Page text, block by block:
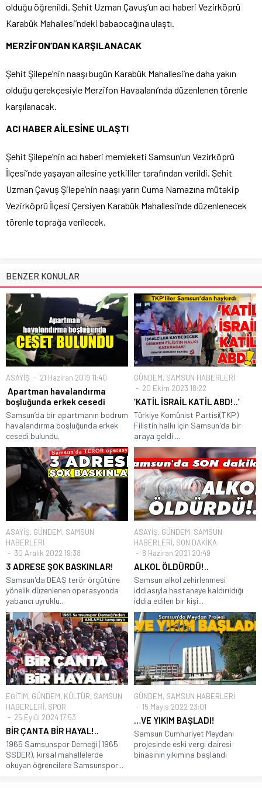
olduğu öğrenildi. Şehit Uzman Çavuş’un acı haberi Vezirköprü
Karabük Mahallesi’ndeki babaocağına ulaştı.
MERZİFON’DAN KARŞILANACAK
Şehit Şilepe’nin naaşı bugün Karabük Mahallesi’ne daha yakın
olduğu gerekçesiyle Merzifon Havaalanı’nda düzenlenen törenle
karşılanacak.
ACI HABER AİLESİNE ULAŞTI
Şehit Şilepe’nin acı haberi memleketi Samsun’un Vezirköprü
İlçesi’nde yaşayan ailesine yetkililer tarafından verildi. Şehit
Uzman Çavuş Şilepe’nin naaşı yarın Cuma Namazına mütakip
Vezirköprü İlçesi Çersiyen Karabük Mahallesi’nde düzenlenecek
törenle toprağa verilecek.
BENZER KONULAR
ASAYİŞ 21 Haziran 2019 11:40
Apartman havalandırma
boşluğunda erkek cesedi
Samsun’da bir apartmanın bodrum
havalandırma boşluğunda erkek
cesedi bulundu.
GÜNDEM, SAMSUN HABERLERİ
20 Ekim 2023 18:22
‘KATİL İSRAİL KATİL ABD!..’
Türkiye Komünist Partisi(TKP)
Filistin halkı için Samsun'da bir
araya geldi....
ASAYİŞ, GÜNDEM, SAMSUN
HABERLERİ
30 Aralık 2022 19:38
3 ADRESE ŞOK BASKINLAR!
Samsun'da DEAŞ terör örgütüne
yönelik düzenlenen operasyonda
yabancı uyruklu...
ASAYİŞ, GÜNDEM, SAMSUN
HABERLERİ, SON DAKİKA
8 Haziran 2021 20:49
ALKOL ÖLDÜRDÜ!..
Samsun alkol zehirlenmesi
iddiasıyla hastaneye kaldırıldığı
iddia edilen bir kişi...
EĞİTİM, GÜNDEM, KÜLTÜR, SAMSUN
HABERLERİ, SPOR
25 Eylül 2024 17:53
BİR ÇANTA BİR HAYAL!..
1965 Samsunspor Derneği (1965
SSDER), kırsal mahallelerde
okuyan öğrencilere Samsunspor...
GÜNDEM, SAMSUN HABERLERİ
15 Mayıs 2022 23:01
…VE YIKIM BAŞLADI!
Samsun Cumhuriyet Meydanı
projesinde eski vergi dairesi
binasının yıkımına başlandı